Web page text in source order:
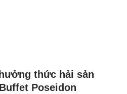
thức hải sản
Poseidon